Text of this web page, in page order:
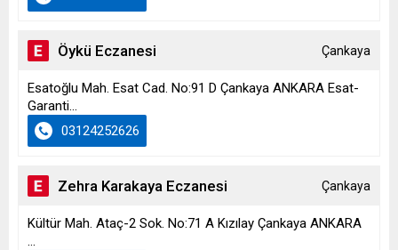
Öykü Eczanesi Çankaya
Esatoğlu Mah. Esat Cad. No:91 D Çankaya ANKARA Esat-
Garanti...
03124252626
Zehra Karakaya Eczanesi Çankaya
Kültür Mah. Ataç-2 Sok. No:71 A Kızılay Çankaya ANKARA
...